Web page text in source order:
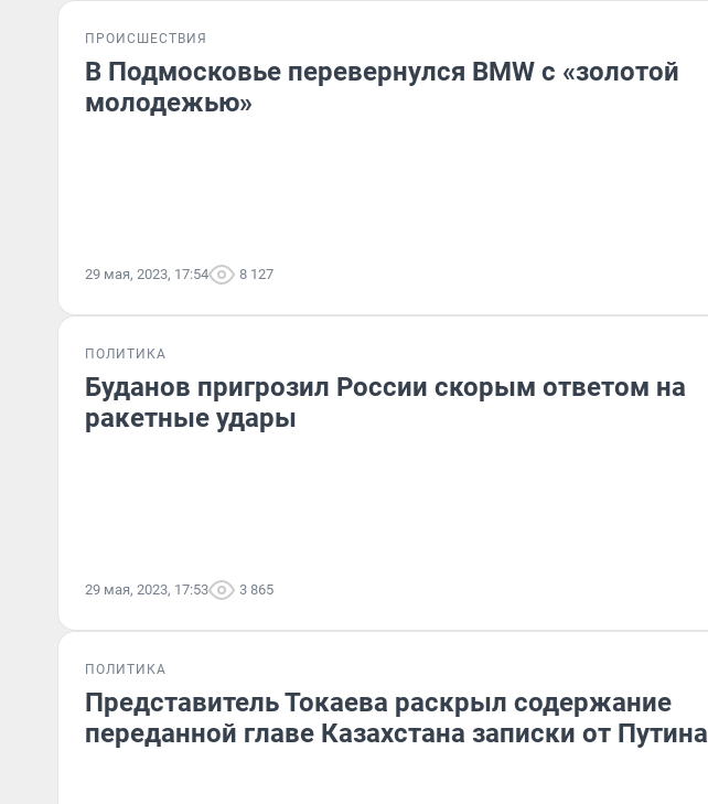
ПРОИСШЕСТВИЯ
В Подмосковье перевернулся BMW с «золотой
молодежью»
29 мая, 2023, 17:54 8 127
ПОЛИТИКА
Буданов пригрозил России скорым ответом на
ракетные удары
29 мая, 2023, 17:53 3 865
ПОЛИТИКА
Представитель Токаева раскрыл содержание
переданной главе Казахстана записки от Путина